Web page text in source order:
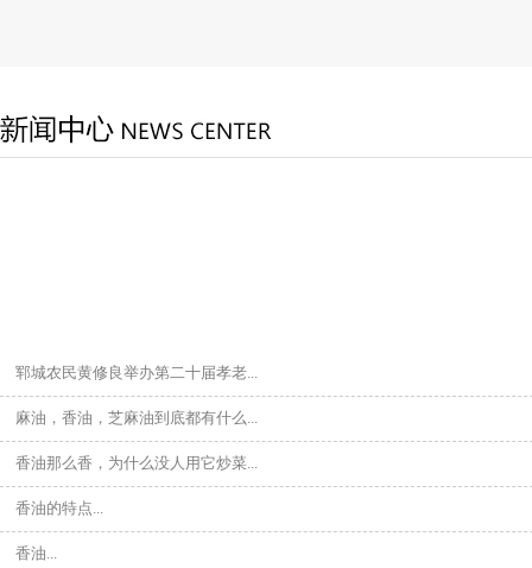
郓城农民黄修良举办第二十届孝老...
麻油，香油，芝麻油到底都有什么...
香油那么香，为什么没人用它炒菜...
香油的特点...
香油...